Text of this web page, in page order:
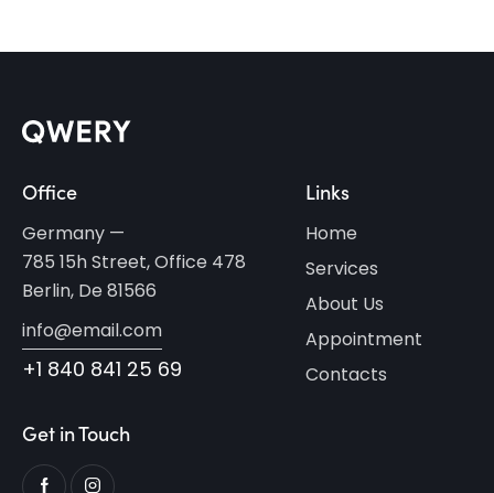
Office
Germany —
785 15h Street, Office 478
Berlin, De 81566
info@email.com
+1 840 841 25 69
Links
Home
Services
About Us
Appointment
Contacts
Get in Touch